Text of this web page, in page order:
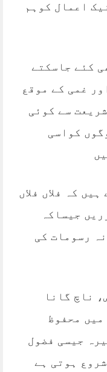
اعمال کوہم
کئے جاسکتے
غمی کے موقع
سے کوئی
کواسی
کہ فلاں فلاں
جیساکہ
رسومات کی
ناچ گانا
میں محفوظ
جیسی فضول
ہوتی ہے